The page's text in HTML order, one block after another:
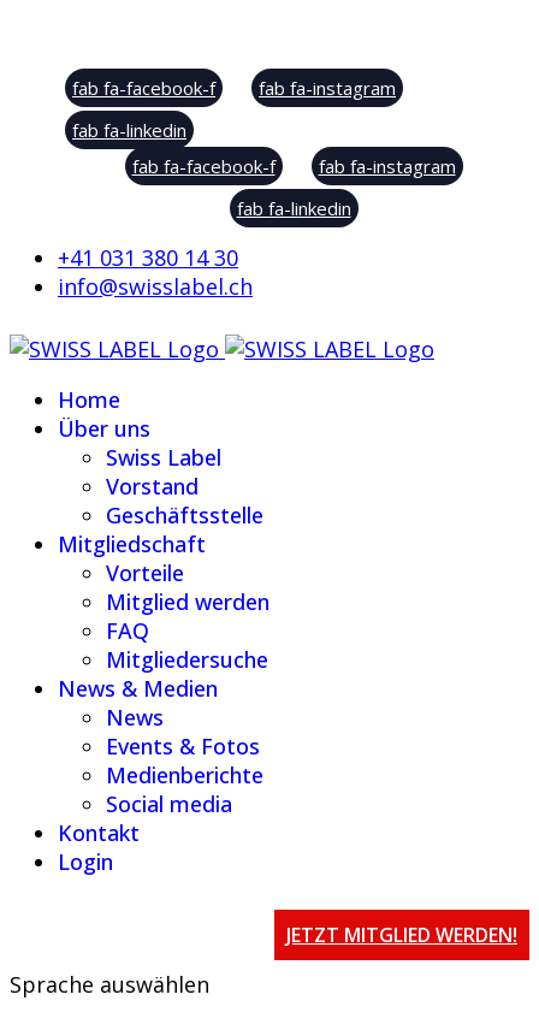
fab fa-facebook-f
fab fa-instagram
fab fa-linkedin
fab fa-facebook-f
fab fa-instagram
fab fa-linkedin
+41 031 380 14 30
info@swisslabel.ch
Home
Über uns
Swiss Label
Vorstand
Geschäftsstelle
Mitgliedschaft
Vorteile
Mitglied werden
FAQ
Mitgliedersuche
News & Medien
News
Events & Fotos
Medienberichte
Social media
Kontakt
Login
JETZT MITGLIED WERDEN!
Sprache auswählen